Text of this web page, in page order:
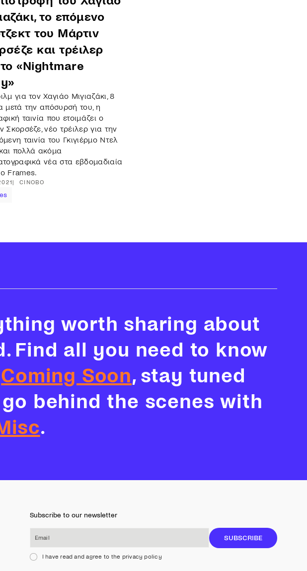
το επόμενο
του Μάρτιν
και τρέιλερ
«Nightmare
για τον Χαγιάο Μιγιαζάκι, 8
μετά την απόσυρσή του, η
ταινία που ετοιμάζει ο
Σκορσέζε, νέο τρέιλερ για την
ταινία του Γκιγιέρμο Ντελ
πολλά ακόμα
νέα στα εβδομαδιαία
Frames.
CINOBO
worth sharing about
Find all you need to know
Coming Soon, stay tuned
go behind the scenes with
.
Subscribe to our newsletter
SUBSCRIBE
I have read and agree to the privacy policy